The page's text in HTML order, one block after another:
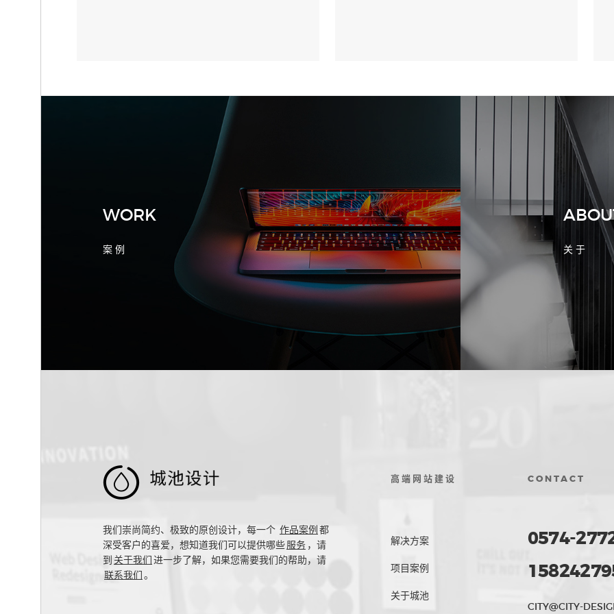
宁波制造业网站建设公司怎么选？先看
WORK
案 例 关 于

我们崇尚简约、极致的原创设计，每一个 作品案例 都
深受客户的喜爱，想知道我们可以提供哪些 服务 ，请
到 关于我们 进一步了解，如果您需要我们的帮助，请
联系我们 。
高端网站建设
解决方案
项目案例
关于城池
CONTACT
0574-
CITY@CITY-